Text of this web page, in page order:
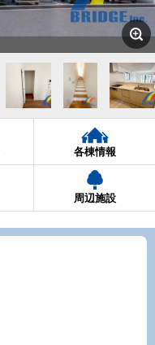
各棟情報
周辺施設